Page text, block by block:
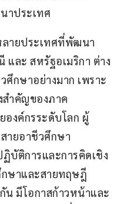
าประเทศ
ลายประเทศที่พัฒนา
และ สหรัฐอเมริกา ต่าง
กษาอย่างมาก เพราะ
สำคัญของภาค
งค์กรระดับโลก ผู้
ายอาชีวศึกษา
บัติการและการคิดเชิง
ษาและสายทฤษฎี
น มีโอกาสก้าวหน้าและ